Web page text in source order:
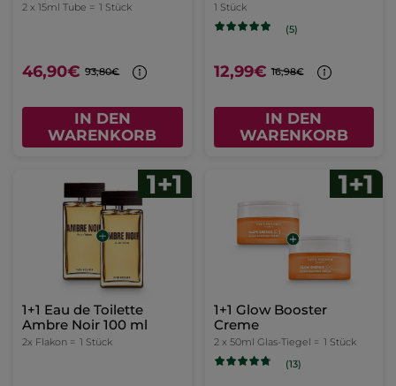
2 x 15ml Tube = 1 Stück
46,90€ 93,80€
IN DEN
WARENKORB
1 Stück
(5)
12,99€ 16,98€
IN DEN
WARENKORB
1+1 Eau de Toilette
Ambre Noir 100 ml
2x Flakon = 1 Stück
1+1 Glow Booster
Creme
2 x 50ml Glas-Tiegel = 1 Stück
(13)